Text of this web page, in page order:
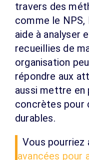
travers des
comme le NPS,
aide à analyser
recueillies de
organisation
répondre aux
aussi mettre en
concrètes pour
durables.
Vous pourriez
avancées pour